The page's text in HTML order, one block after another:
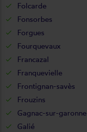
Folcarde
Fonsorbes
Forgues
Fourquevaux
Francazal
Franquevielle
Frontignan-savès
Frouzins
Gagnac-sur-garonne
Galié